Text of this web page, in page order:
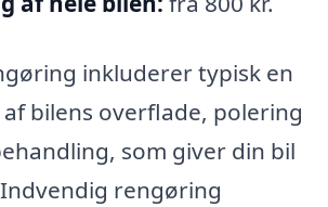
inkluderer typisk en
bilens overflade, polering
som giver din bil
rengøring